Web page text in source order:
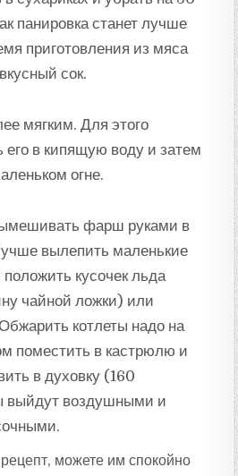
панировка станет лучше
приготовления из мяса
сок.
мягким. Для этого
его в кипящую воду и затем
огне.
фарш руками в
вылепить маленькие
положить кусочек льда
чайной ложки) или
котлеты надо на
поместить в кастрюлю и
в духовку (160
выйдут воздушными и
можете им спокойно